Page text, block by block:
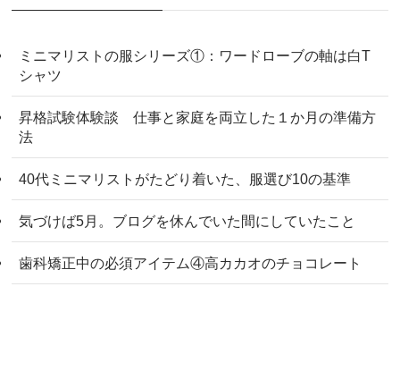
ミニマリストの服シリーズ①：ワードローブの軸は白T
シャツ
昇格試験体験談 仕事と家庭を両立した１か月の準備方
法
40代ミニマリストがたどり着いた、服選び10の基準
気づけば5月。ブログを休んでいた間にしていたこと
歯科矯正中の必須アイテム④高カカオのチョコレート